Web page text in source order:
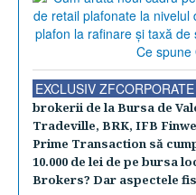
EXCLUSIV ZFCORPORATE
brokerii de la Bursa de
Tradeville, BRK, IFB
Prime Transaction să
10.000 de lei de pe bursa
Brokers? Dar aspectele fis